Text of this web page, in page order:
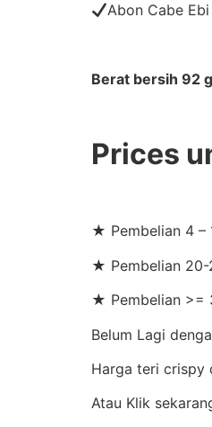
Abon Cabe Ebi
Berat bersih 92
Prices
★ Pembelian 4 –
★ Pembelian 20-
★ Pembelian >=
Belum Lagi
Harga teri crispy
Atau Klik